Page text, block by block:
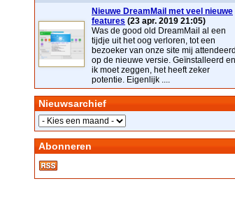
Nieuwe DreamMail met veel nieuwe
features (23 apr. 2019 21:05)
Was de good old DreamMail al een
tijdje uit het oog verloren, tot een
bezoeker van onze site mij
op de nieuwe versie. Geïnstalleerd en
ik moet zeggen, het heeft zeker
potentie. Eigenlijk ....
Nieuwsarchief
Abonneren